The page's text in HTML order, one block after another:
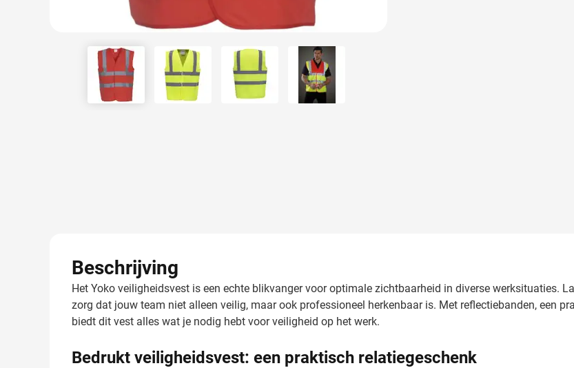
View larger imageView larger imageView larger imageView larger image
Beschrijving
Het Yoko veiligheidsvest is een echte blikvanger voor optimale zichtbaarheid in diverse werksituaties.
zorg dat jouw team niet alleen veilig, maar ook professioneel herkenbaar is. Met reflectiebanden, een
biedt dit vest alles wat je nodig hebt voor veiligheid op het werk.
Bedrukt veiligheidsvest: een praktisch relatiegeschenk